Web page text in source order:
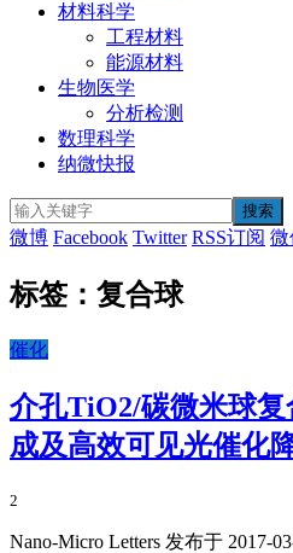
材料科学
工程材料
能源材料
生物医学
分析检测
数理科学
纳微快报
微博 Facebook Twitter RSS订阅 微
标签：复合球
催化
介孔TiO2/碳微米球
成及高效可见光催化
2
Nano-Micro Letters 发布于 2017-